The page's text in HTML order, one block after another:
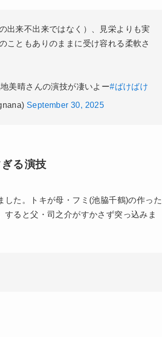
出来不出来ではなく）、見栄よりも実
こともありのままに受け容れる柔軟さ
美晴さんの演技が凄いよー #ばけばけ
September 30, 2025
る演技
した。トキが母・フミ(池脇千鶴)の作った
ると父・司之介がすかさず突っ込みま